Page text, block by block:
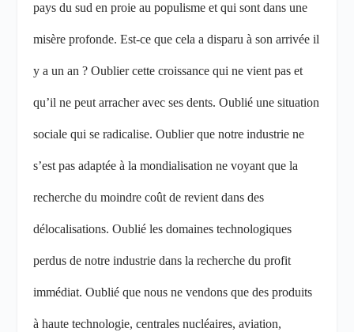
pays du sud en proie au populisme et qui sont dans une
misère profonde. Est-ce que cela a disparu à son arrivée il
y a un an ? Oublier cette croissance qui ne vient pas et
qu’il ne peut arracher avec ses dents. Oublié une situation
sociale qui se radicalise. Oublier que notre industrie ne
s’est pas adaptée à la mondialisation ne voyant que la
recherche du moindre coût de revient dans des
délocalisations. Oublié les domaines technologiques
perdus de notre industrie dans la recherche du profit
immédiat. Oublié que nous ne vendons que des produits
à haute technologie, centrales nucléaires, aviation,